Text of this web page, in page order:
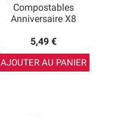
Compostables
Anniversaire X8
5,49 €
AJOUTER AU PANIER